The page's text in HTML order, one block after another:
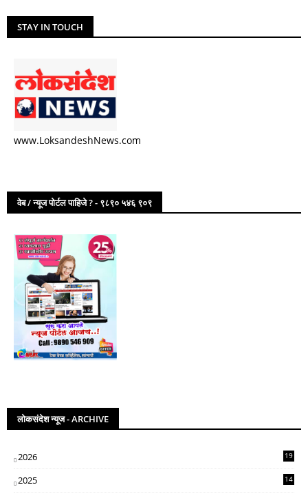
STAY IN TOUCH
www.LoksandeshNews.com
वेब / न्यूज पोर्टल पाहिजे ? - ९८९० ५४६ ९०९
लोकसंदेश न्यूज - ARCHIVE
2026 19
2025
14